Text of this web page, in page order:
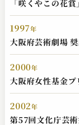
「咲くやこの花
1997年
大阪府芸術劇場
2000年
大阪府女性基金プ
2002年
第57回文化庁芸